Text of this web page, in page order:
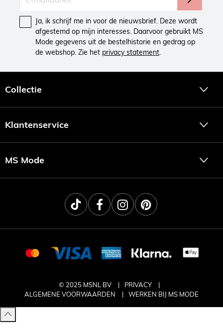
Ja, ik schrijf me in voor de nieuwsbrief. Deze wordt
afgestemd op mijn interesses. Daarvoor gebruikt MS
Mode gegevens uit de bestelhistorie en gedrag op
de webshop. Zie het privacy statement.
Collectie
Klantenservice
MS Mode
© 2025 MSNL BV
PRIVACY
ALGEMENE VOORWAARDEN
WERKEN BIJ MS MODE